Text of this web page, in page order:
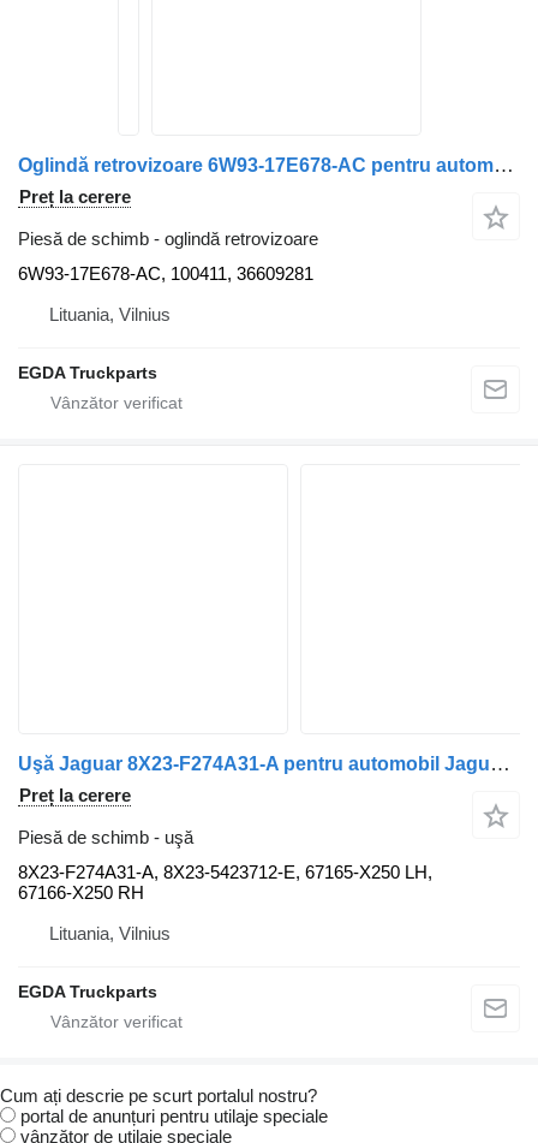
Oglindă retrovizoare 6W93-17E678-AC pentru automobil Jaguar XF250
Preț la cerere
Piesă de schimb - oglindă retrovizoare
6W93-17E678-AC, 100411, 36609281
Lituania, Vilnius
EGDA Truckparts
Uşă Jaguar 8X23-F274A31-A pentru automobil Jaguar XF 250
Preț la cerere
Piesă de schimb - uşă
8X23-F274A31-A, 8X23-5423712-E, 67165-X250 LH,
67166-X250 RH
Lituania, Vilnius
EGDA Truckparts
Cum ați descrie pe scurt portalul nostru?
portal de anunțuri pentru utilaje speciale
vânzător de utilaje speciale